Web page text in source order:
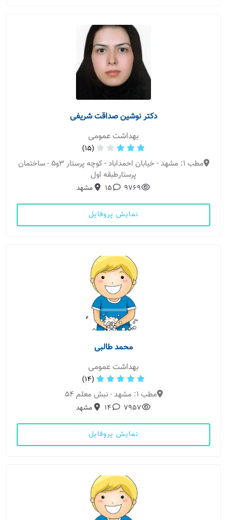
دکتر نوشین صداقت شریفی
بهداشت عمومی
(15)
مطب 1: مشهد - خیابان احمداباد - کوچه پرستار 3و5 - ساختمان
پرستارطبقه اول
9769
15 مشهد
نمایش پروفایل
محمد طالبی
بهداشت عمومی
(14)
مطب 1: مشهد - نبش معلم 54
7957
14 مشهد
نمایش پروفایل